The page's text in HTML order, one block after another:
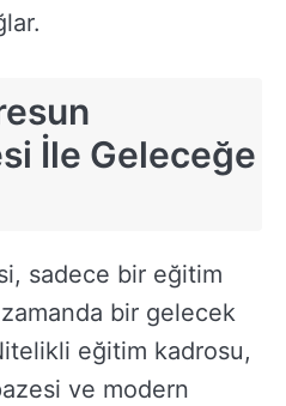
İle Geleceğe
sadece bir eğitim
bir gelecek
eğitim kadrosu,
ve modern